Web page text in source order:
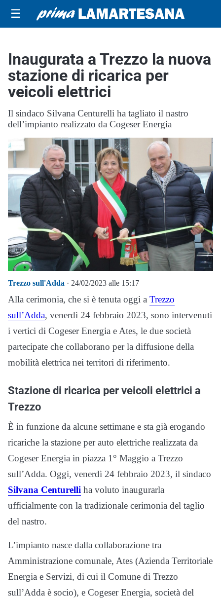
☰
Inaugurata a Trezzo la nuova
stazione di ricarica per
veicoli elettrici
Il sindaco Silvana Centurelli ha tagliato il nastro
dell’impianto realizzato da Cogeser Energia
Trezzo sull'Adda · 24/02/2023 alle 15:17
Alla cerimonia, che si è tenuta oggi a Trezzo
sull’Adda, venerdì 24 febbraio 2023, sono intervenuti
i vertici di Cogeser Energia e Ates, le due società
partecipate che collaborano per la diffusione della
mobilità elettrica nei territori di riferimento.
Stazione di ricarica per veicoli elettrici a
Trezzo
È in funzione da alcune settimane e sta già erogando
ricariche la stazione per auto elettriche realizzata da
Cogeser Energia in piazza 1° Maggio a Trezzo
sull’Adda. Oggi, venerdì 24 febbraio 2023, il sindaco
Silvana Centurelli ha voluto inaugurarla
ufficialmente con la tradizionale cerimonia del taglio
del nastro.
L’impianto nasce dalla collaborazione tra
Amministrazione comunale, Ates (Azienda Territoriale
Energia e Servizi, di cui il Comune di Trezzo
sull’Adda è socio), e Cogeser Energia, società del